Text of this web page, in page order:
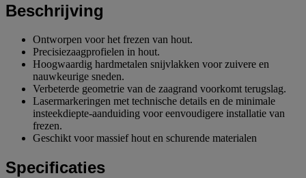
Beschrijving
Ontworpen voor het frezen van hout.
Precisiezaagprofielen in hout.
Hoogwaardig hardmetalen snijvlakken voor zuivere en
nauwkeurige sneden.
Verbeterde geometrie van de zaagrand voorkomt terugslag.
Lasermarkeringen met technische details en de minimale
insteekdiepte-aanduiding voor eenvoudigere installatie van
frezen.
Geschikt voor massief hout en schurende materialen
Specificaties